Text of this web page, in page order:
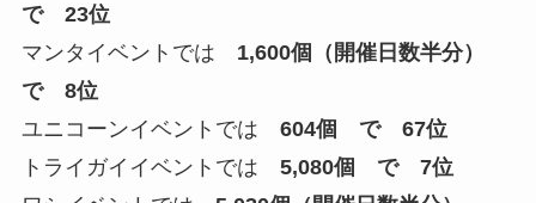
で 23位
マンタイベントでは 1,600個
（開催日数半分）
で 8位
ユニコーンイベントでは 604個 で 67位
トライガイイベントでは 5,080個 で 7位